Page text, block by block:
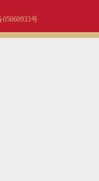
05060933号